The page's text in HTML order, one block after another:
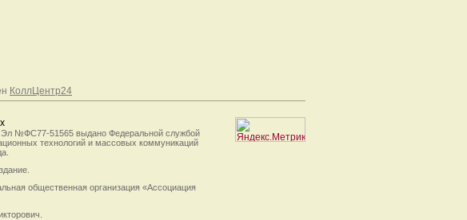
КоллЦентр24
Эл №ФС77-51565 выдано Федеральной службой
технологий и массовых коммуникаций
общественная организация «Ассоциация